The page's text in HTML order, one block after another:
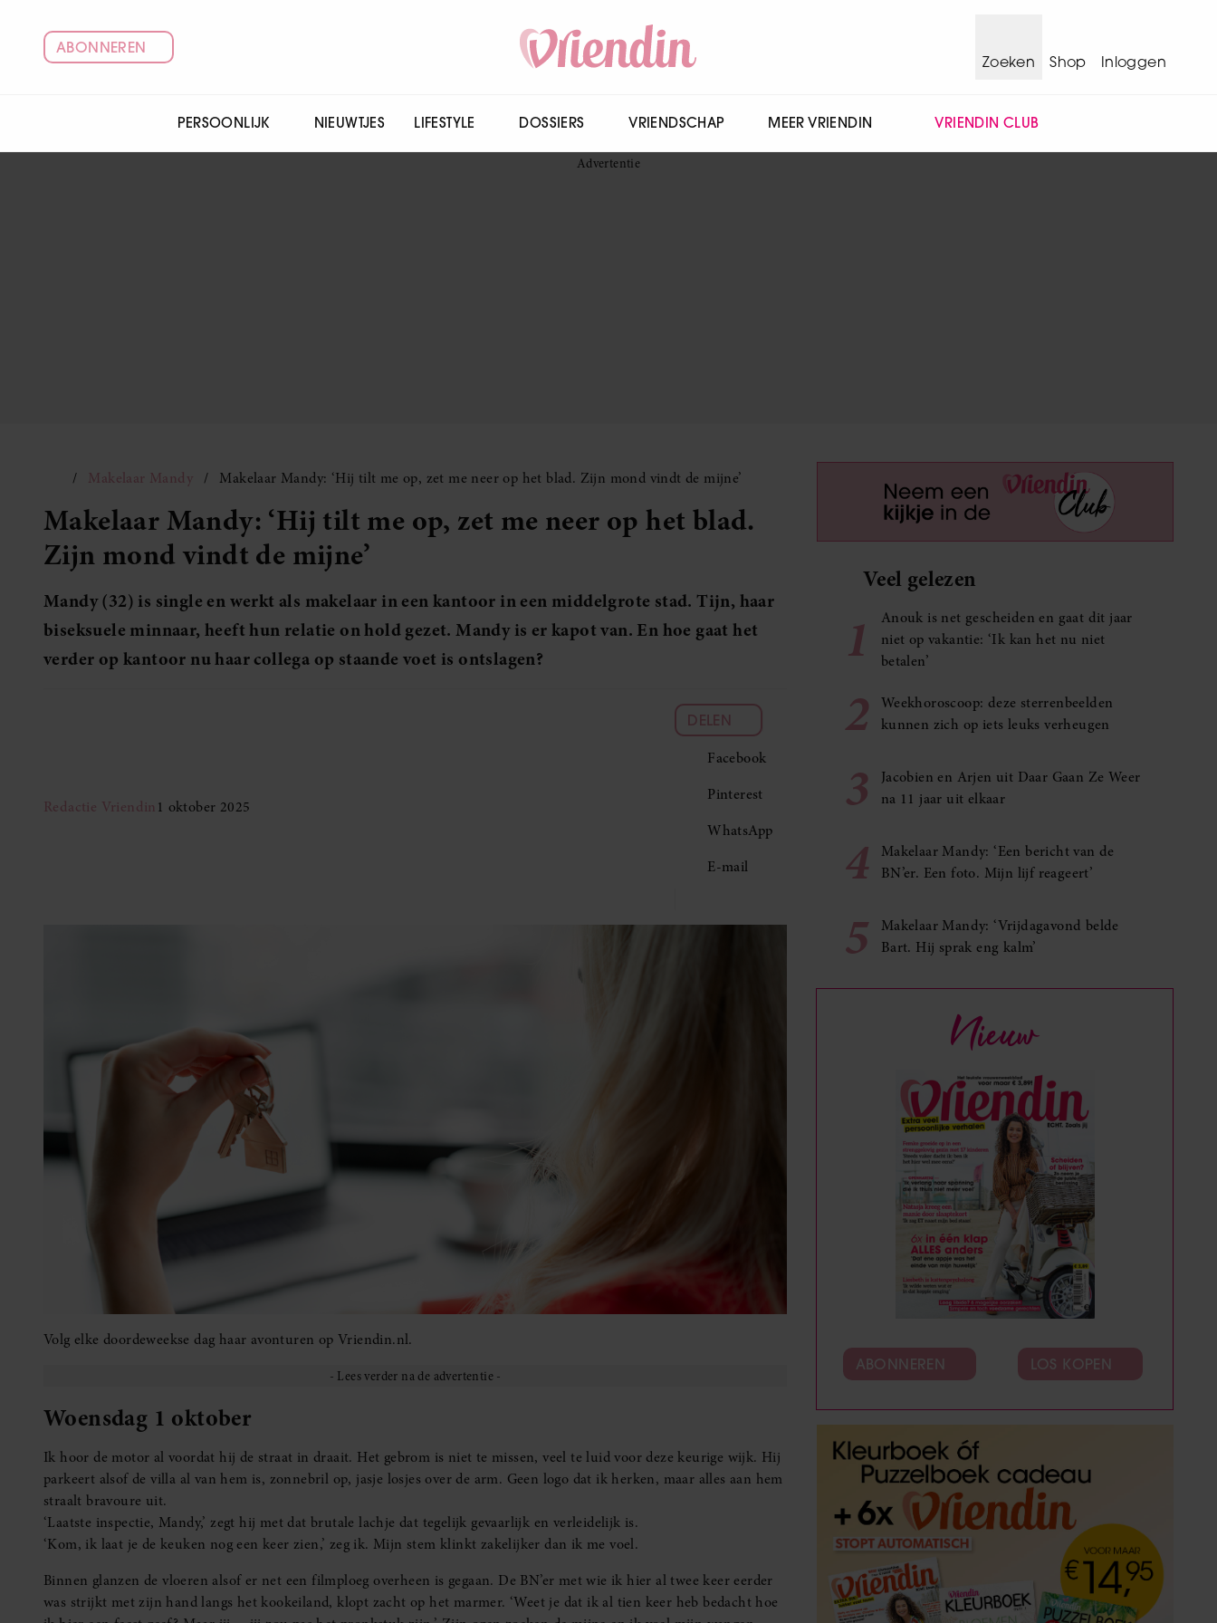
ABONNEREN
Zoeken
Shop Inloggen
PERSOONLIJK NIEUWTJES LIFESTYLE DOSSIERS VRIENDSCHAP MEER VRIENDIN VRIENDIN CLUB
Makelaar Mandy Makelaar Mandy: ‘Hij tilt me op, zet me neer op het blad. Zijn mond vindt de mijne’
Makelaar Mandy: ‘Hij tilt me op, zet me neer op het blad.
Zijn mond vindt de mijne’
Mandy (32) is single en werkt als makelaar in een kantoor in een middelgrote stad. Tijn, haar
biseksuele minnaar, heeft hun relatie on hold gezet. Mandy is er kapot van. En hoe gaat het
verder op kantoor nu haar collega op staande voet is ontslagen?
Redactie Vriendin1 oktober 2025
DELEN
Facebook
Pinterest
WhatsApp
E-mail
Volg elke doordeweekse dag haar avonturen op Vriendin.nl.
Woensdag 1 oktober
Ik hoor de motor al voordat hij de straat in draait. Het gebrom is niet te missen, veel te luid voor deze keurige wijk. Hij
parkeert alsof de villa al van hem is, zonnebril op, jasje losjes over de arm. Geen logo dat ik herken, maar alles aan hem
straalt bravoure uit.
‘Laatste inspectie, Mandy,’ zegt hij met dat brutale lachje dat tegelijk gevaarlijk en verleidelijk is.
‘Kom, ik laat je de keuken nog een keer zien,’ zeg ik. Mijn stem klinkt zakelijker dan ik me voel.
Binnen glanzen de vloeren alsof er net een filmploeg overheen is gegaan. De BN’er met wie ik hier al twee keer eerder
was strijkt met zijn hand langs het kookeiland, klopt zacht op het marmer. ‘Weet je dat ik al tien keer heb bedacht hoe
Veel gelezen
1
Anouk is net gescheiden en gaat dit jaar
niet op vakantie: ‘Ik kan het nu niet
betalen’
2
Weekhoroscoop: deze sterrenbeelden
kunnen zich op iets leuks verheugen
3
Jacobien en Arjen uit Daar Gaan Ze Weer
na 11 jaar uit elkaar
4
Makelaar Mandy: ‘Een bericht van de
BN’er. Een foto. Mijn lijf reageert’
5
Makelaar Mandy: ‘Vrijdagavond belde
Bart. Hij sprak eng kalm’
Nieuw
ABONNEREN LOS KOPEN